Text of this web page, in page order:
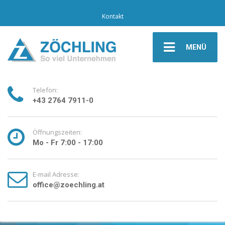
Kontakt
MENÜ
Telefon:
+43 2764 7911-0
Öffnungszeiten:
Mo - Fr 7:00 - 17:00
E-mail Adresse:
office@zoechling.at